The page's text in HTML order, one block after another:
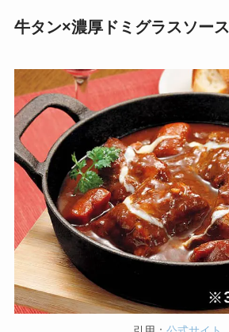
牛タン×濃厚ドミグラスソース